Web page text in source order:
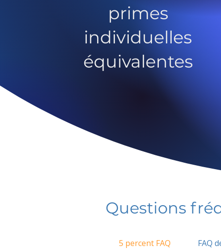
primes
individuelles
équivalentes
Questions
5 percent FAQ FAQ